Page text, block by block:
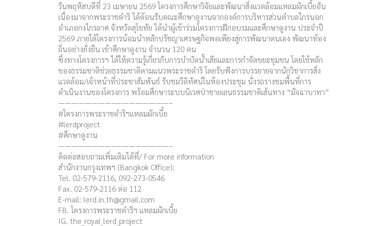
วันพฤหัสบดีที่ 23 เมษายน 2569 โครงการศึกษาวิจัยและพัฒนาสิ่งแวดล้อมแหลมผักเบี้ยอัน
เนื่องมาจากพระราชดำริ ได้ต้อนรับคณะศึกษาดูงานจากองค์การบริหารส่วนตำบลไกรนอก
อำเภอกงไกรลาศ จังหวัดสุโขทัย ได้นำผู้เข้าร่วมโครงการฝึกอบรมและศึกษาดูงาน ประจำปี
2569 ภายใต้โครงการน้อมนำหลักปรัชญาเศรษฐกิจพอเพียงสู่การพัฒนาตนเอง พัฒนาท้อง
ถิ่นอย่างยั่งยืน เข้าศึกษาดูงาน จำนวน 120 คน
ซึ่งทางโครงการฯ ได้ให้ความรู้เกี่ยวกับการบำบัดน้ำเสียและการกำจัดขยะชุมชน โดยใช้หลัก
ของธรรมชาติช่วยธรรมชาติตามแนวพระราชดำริ โดยรับฟังการบรรยายจากนักวิชาการสิ่ง
แวดล้อม/เจ้าหน้าที่ประชาสัมพันธ์ รับชมวีดิทัศน์ในห้องประชุม นั่งรถรางชมพื้นที่การ
ดำเนินงานของโครงการ พร้อมศึกษาระบบนิเวศป่าชายเลนธรรมชาติเส้นทาง “มัจฉาบาทา”
————————–————————–
#โครงการพระราชดำริฯแหลมผักเบี้ย
#lerdproject
#ศึกษาดูงาน
————————–————————–
ติดต่อสอบถามเพิ่มเติมได้ที่/ For more information
สำนักงานกรุงเทพฯ (Bangkok Office):
Tel. 02-579-2116, 092-273-0546
Fax. 02-579-2116 ต่อ 112
E-mail: lerd.in.th@gmail.com
FB. โครงการพระราชดำริฯ แหลมผักเบี้ย
IG. the_royal_lerd_project